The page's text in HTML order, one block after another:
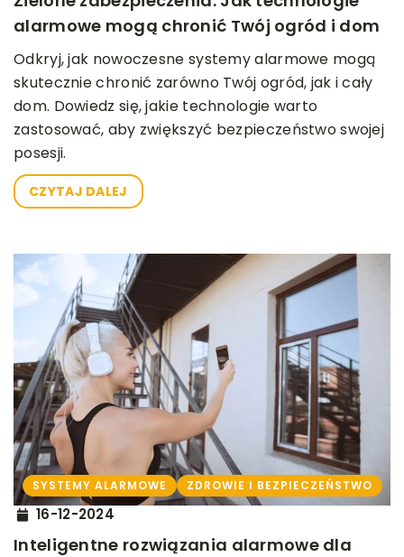
alarmowe mogą chronić Twój ogród i dom
Odkryj, jak nowoczesne systemy alarmowe mogą
skutecznie chronić zarówno Twój ogród, jak i cały
dom. Dowiedz się, jakie technologie warto
zastosować, aby zwiększyć bezpieczeństwo swojej
posesji.
CZYTAJ DALEJ
SYSTEMY ALARMOWE ZDROWIE I BEZPIECZEŃSTWO
16-12-2024
Inteligentne rozwiązania alarmowe dla